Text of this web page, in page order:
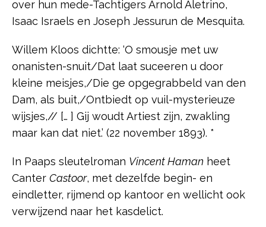
over hun mede-Tachtigers Arnold Aletrino,
Isaac Israels en Joseph Jessurun de Mesquita.
Willem Kloos dichtte: ‘O smousje met uw
onanisten-snuit/Dat laat suceeren u door
kleine meisjes,/Die ge opgegrabbeld van den
Dam, als buit,/Ontbiedt op vuil-mysterieuze
wijsjes,// [… ] Gij woudt Artiest zijn, zwakling
maar kan dat niet.’ (22 november 1893). *
In Paaps sleutelroman Vincent Haman heet
Canter Castoor, met dezelfde begin- en
eindletter, rijmend op kantoor en wellicht ook
verwijzend naar het kasdelict.